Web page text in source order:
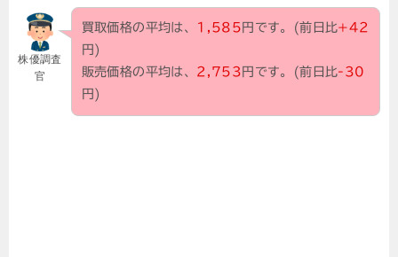
株優調査
官
買取価格の平均は、 1,585 円です。(前日比+42
円)
販売価格の平均は、 2,753 円です。(前日比-30
円)